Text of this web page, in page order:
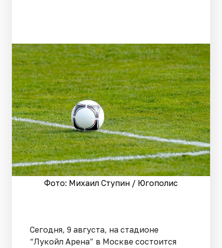
Фото: Михаил Ступин / Югополис
Сегодня, 9 августа, на стадионе
“Лукойл Арена” в Москве состоится